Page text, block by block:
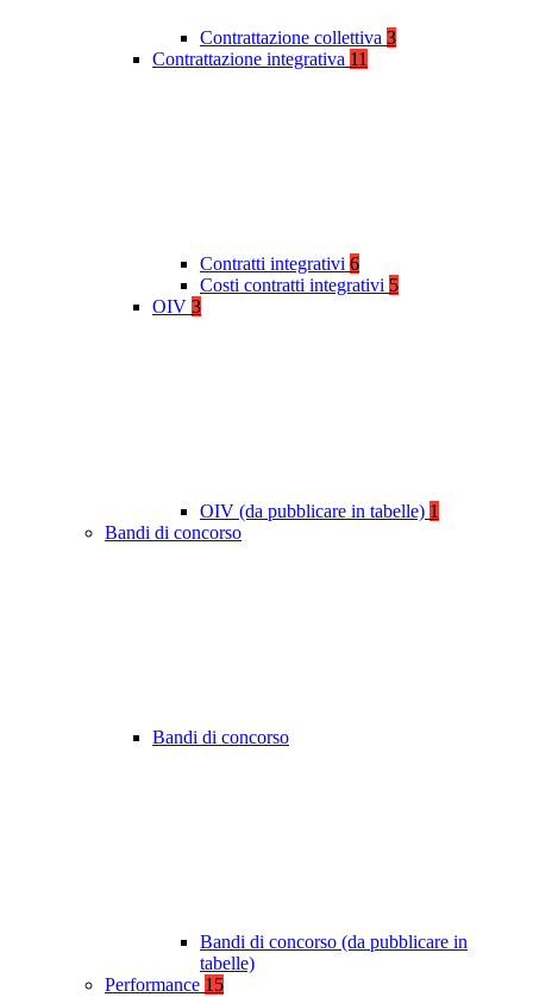
Contrattazione collettiva 3
Contrattazione integrativa 11
Contratti integrativi 6
Costi contratti integrativi 5
OIV 3
OIV (da pubblicare in tabelle) 1
Bandi di concorso
Bandi di concorso
Bandi di concorso (da pubblicare in
tabelle)
Performance 15